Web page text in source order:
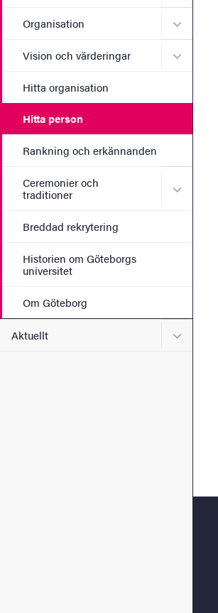
Organisation
Vision och värderingar
Hitta organisation
Hitta person
Rankning och erkännanden
Ceremonier och
traditioner
Breddad rekrytering
Historien om Göteborgs
universitet
Om Göteborg
Aktuellt